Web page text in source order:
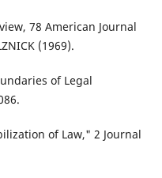
78 American Journal
(1969).
of Legal
of Law," 2 Journal